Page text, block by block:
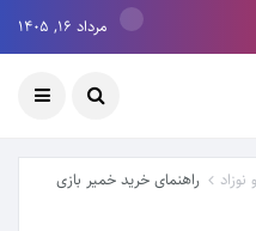
مرداد ۱۶, ۱۴۰۵
راهنمای خرید خمیر بازی